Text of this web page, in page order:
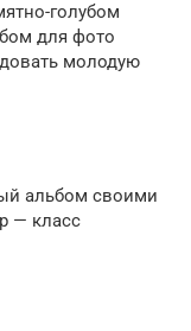
голубом
для фото
молодую
альбом своими
— класс